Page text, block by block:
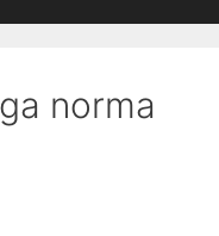
norma